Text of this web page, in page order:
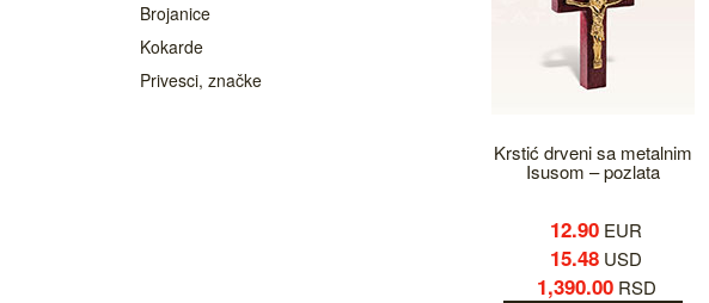
Brojanice
Kokarde
Privesci, značke
Krstić drveni sa metalnim
Isusom – pozlata
12.90 EUR
15.48 USD
1,390.00RSD